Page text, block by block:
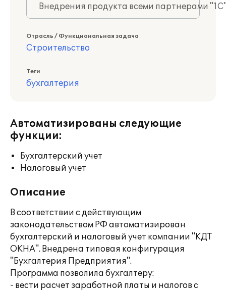
Внедрения продукта всеми партнерами
Отрасль / Функциональная задача
Строительство
Теги
бухгалтерия
Автоматизированы следующие
функции:
Бухгалтерский учет
Налоговый учет
Описание
В соответствии с действующим
законодательством РФ автоматизирован
бухгалтерский и налоговый учет компании "КДТ
ОКНА". Внедрена типовая конфигурация
"Бухгалтерия Предприятия".
Программа позволила бухгалтеру:
- вести расчет заработной платы и налогов с